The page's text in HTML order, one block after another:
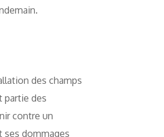
des champs
partie des
contre un
ses dommages